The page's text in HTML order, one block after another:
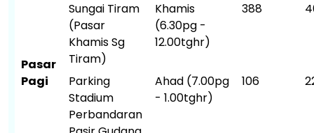
Pasar
Pagi
Sungai Tiram
(Pasar
Khamis Sg
Tiram)
Khamis
(6.30pg -
12.00tghr)
388
Parking
Stadium
Perbandaran
Ahad (7.00pg
- 1.00tghr)
106